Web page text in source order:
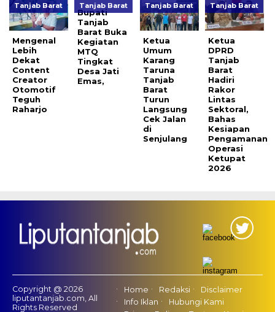
Tanjab Barat
Mengenal
Lebih
Dekat
Content
Creator
Otomotif
Teguh
Raharjo
Tanjab Barat
Bupati
Tanjab
Barat Buka
Kegiatan
MTQ
Tingkat
Desa Jati
Emas,
Tanjab Barat
Ketua
Umum
Karang
Taruna
Tanjab
Barat
Turun
Langsung
Cek Jalan
di
Senjulang
Tanjab Barat
Ketua
DPRD
Tanjab
Barat
Hadiri
Rakor
Lintas
Sektoral,
Bahas
Kesiapan
Pengamanan
Operasi
Ketupat
2026
Copyright @ 2026
liputantanjab.com, All
Rights Reserved
Home Redaksi
Disclaimer
Info Iklan
Hubungi Kami